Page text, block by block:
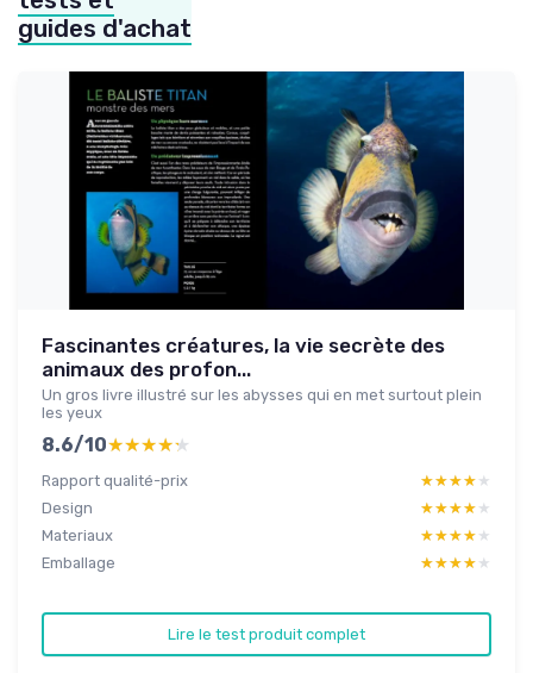
guides d'achat
Fascinantes créatures, la vie secrète des
animaux des profon...
Un gros livre illustré sur les abysses qui en met surtout plein
les yeux
8.6/10★★★★★
★★★★★
Rapport qualité-prix ★★★★★
★★★★★
Design
★★★★★
★★★★★
Materiaux
★★★★★
★★★★★
Emballage
★★★★★
★★★★★
Lire le test produit complet